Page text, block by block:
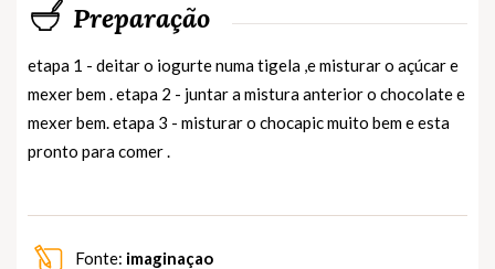
Preparação
etapa 1 - deitar o iogurte numa tigela ,e misturar o açúcar e
mexer bem . etapa 2 - juntar a mistura anterior o chocolate e
mexer bem. etapa 3 - misturar o chocapic muito bem e esta
pronto para comer .
Fonte: imaginaçao